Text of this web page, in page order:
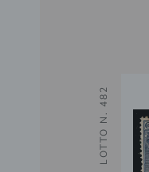
LOTTO N. 482